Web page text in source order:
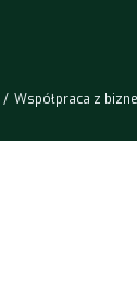
Współpraca z